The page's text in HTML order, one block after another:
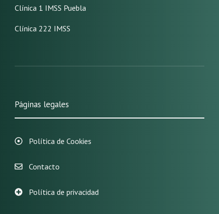
Clínica 1 IMSS Puebla
Clínica 222 IMSS
Páginas legales
Política de Cookies
Contacto
Política de privacidad